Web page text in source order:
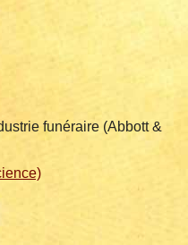
funéraire (Abbott &